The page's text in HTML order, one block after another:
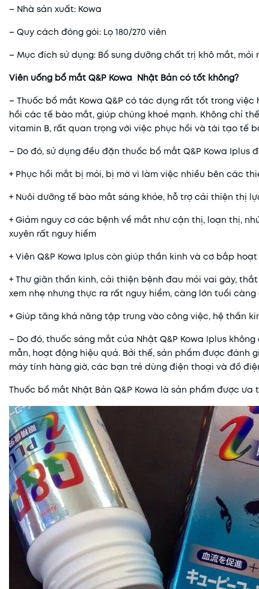
– Nhà sản xuất: Kowa
– Quy cách đóng gói: Lọ 180/270 viên
– Mục đích sử dụng: Bổ sung dưỡng chất trị khô mắt,
Viên uống bổ mắt Q&P Kowa Nhật Bản có tốt không?
– Thuốc bổ mắt Kowa Q&P có tác dụng rất tốt trong
hồi các tế bào mắt, giúp chúng khoẻ mạnh. Không chỉ
vitamin B, rất quan trọng với việc phục hồi và tái tạo tế
– Do đó, sử dụng đều đặn thuốc bổ mắt Q&P Kowa Iplus
+ Phục hồi mắt bị mỏi, bị mờ vì làm việc nhiều bên các
+ Nuôi dưỡng tế bào mắt sáng khỏe, hỗ trợ cải thiện thị
+ Giảm nguy cơ các bệnh vể mắt như cận thị, loạn thị,
xuyên rất nguy hiểm
+ Viên Q&P Kowa Iplus còn giúp thần kinh và cơ bắp
+ Thư giãn thần kinh, cải thiện bệnh đau mỏi vai gáy,
xem nhẹ nhưng thực ra rất nguy hiểm, càng lớn tuổi
+ Giúp tăng khả năng tập trung vào công việc, hệ thần
– Do đó, thuốc sáng mắt của Nhật Q&P Kowa Iplus
mẫn, hoạt động hiệu quả. Bởi thế, sản phẩm được đánh
máy tính hàng giờ, các bạn trẻ dùng điện thoại và đồ
Thuốc bổ mắt Nhật Bản Q&P Kowa là sản phẩm được ưa